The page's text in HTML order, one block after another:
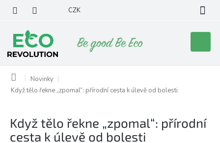
obsah
CZK
košík
Domů
Novinky
Když tělo řekne „zpomal“: přírodní cesta k úlevě od bolesti
Když tělo řekne „zpomal“: přírodní
cesta k úlevě od bolesti